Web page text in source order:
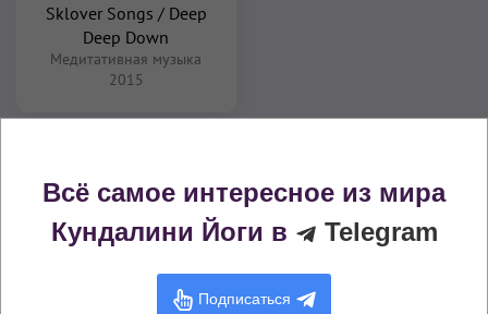
Sklover Songs / Deep
Deep Down
Медитативная музыка
2015
Всё самое интересное из мира
Кундалини Йоги в
Telegram
Подписаться